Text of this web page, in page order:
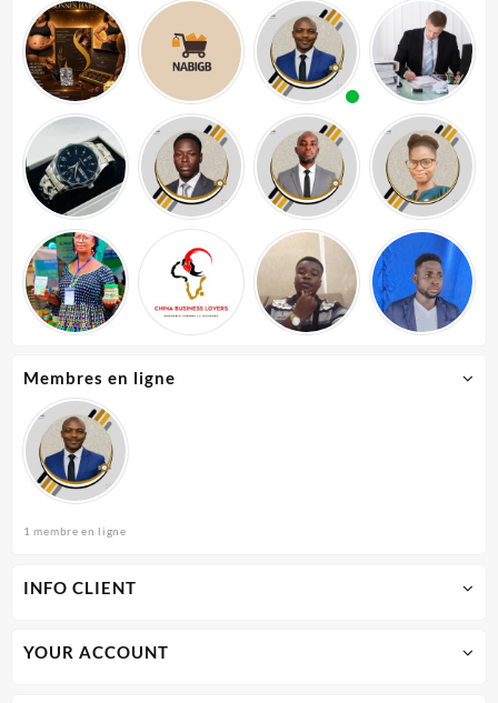
Membres en ligne
1 membre en ligne
INFO CLIENT
YOUR ACCOUNT